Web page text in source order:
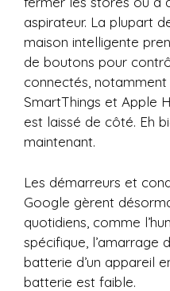
aspirateur. La plupart
maison intelligente
de boutons pour
connectés, notamment
SmartThings et Apple
est laissé de côté. Eh
maintenant.
Les démarreurs et
Google gèrent
quotidiens, comme
spécifique, l’amarrage
batterie d’un appareil
batterie est faible.